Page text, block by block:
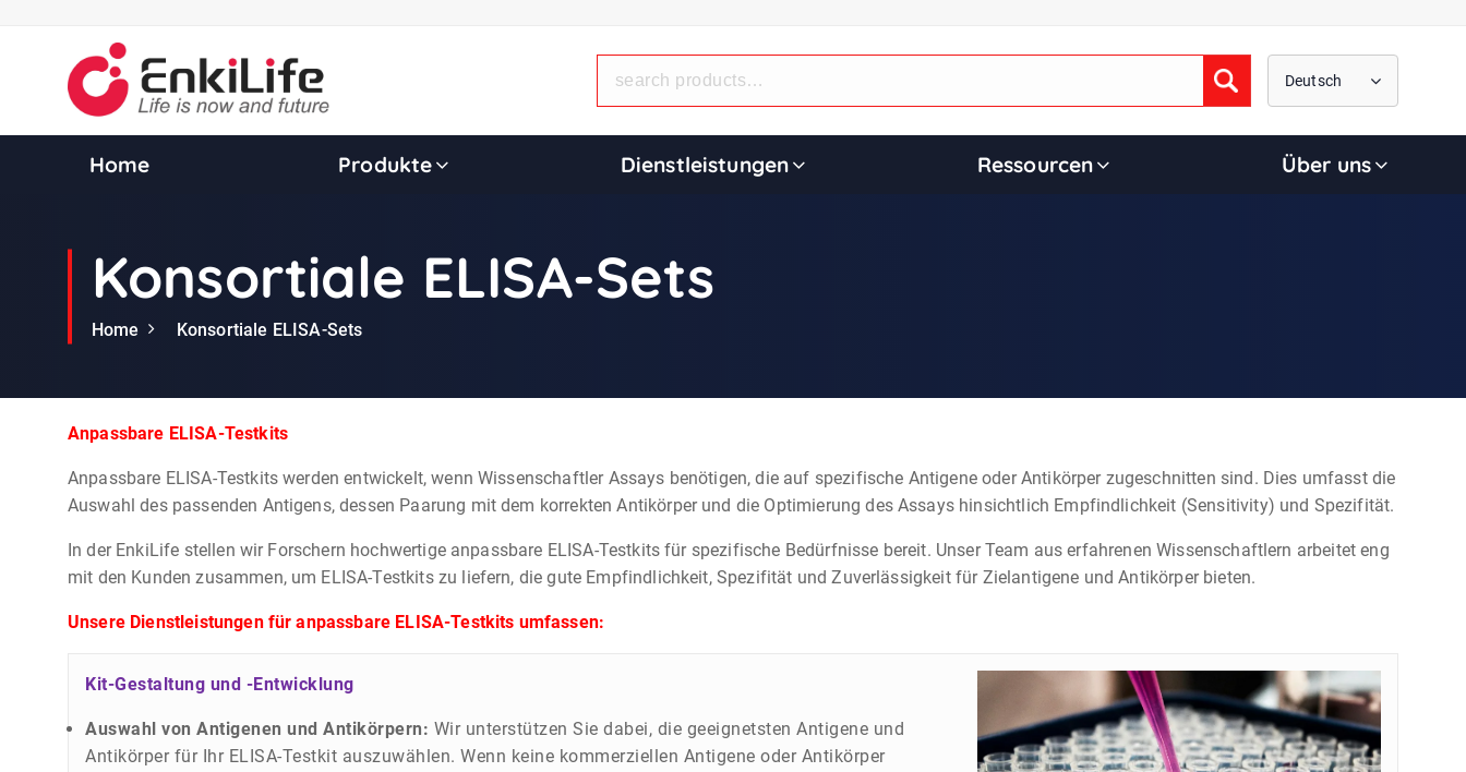
Deutsch
Submit
Home Produkte Dienstleistungen Ressourcen Über uns
Konsortiale ELISA-Sets
Home Konsortiale ELISA-Sets
Anpassbare ELISA-Testkits
Anpassbare ELISA-Testkits werden entwickelt, wenn Wissenschaftler Assays benötigen, die auf spezifische Antigene oder Antikörper zugeschnitten sind. Dies umfasst die
Auswahl des passenden Antigens, dessen Paarung mit dem korrekten Antikörper und die Optimierung des Assays hinsichtlich Empfindlichkeit (Sensitivity) und Spezifität.
In der EnkiLife stellen wir Forschern hochwertige anpassbare ELISA-Testkits für spezifische Bedürfnisse bereit. Unser Team aus erfahrenen Wissenschaftlern arbeitet eng
mit den Kunden zusammen, um ELISA-Testkits zu liefern, die gute Empfindlichkeit, Spezifität und Zuverlässigkeit für Zielantigene und Antikörper bieten.
Unsere Dienstleistungen für anpassbare ELISA-Testkits umfassen:
Kit-Gestaltung und -Entwicklung
Auswahl von Antigenen und Antikörpern: Wir unterstützen Sie dabei, die geeignetsten Antigene und
Antikörper für Ihr ELISA-Testkit auszuwählen. Wenn keine kommerziellen Antigene oder Antikörper